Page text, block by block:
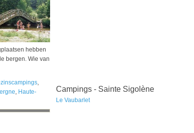
hebben
bergen. Wie van
,
, Haute-
Campings - Sainte Sigolène
Le Vaubarlet